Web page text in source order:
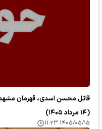
قاتل محسن اسدی، قهرمان
(۱۴ مرداد ۱۴۰۵)
۱۴۰۵/۰۵/۱۵ ۱۱:۲۳